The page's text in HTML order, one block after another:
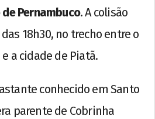
de Pernambuco. A colisão
18h30, no trecho entre o
a cidade de Piatã.
conhecido em Santo
parente de Cobrinha